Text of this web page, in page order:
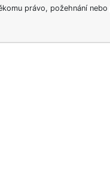
právo, požehnání nebo